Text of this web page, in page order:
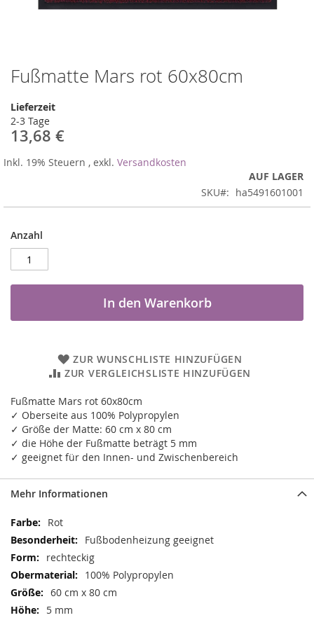
Fußmatte Mars rot 60x80cm
Lieferzeit
2-3 Tage
13,68 €
Inkl. 19% Steuern , exkl. Versandkosten
AUF LAGER
SKU
ha5491601001
Anzahl
In den Warenkorb
ZUR WUNSCHLISTE HINZUFÜGEN
ZUR VERGLEICHSLISTE HINZUFÜGEN
Fußmatte Mars rot 60x80cm
✓ Oberseite aus 100% Polypropylen
✓ Größe der Matte: 60 cm x 80 cm
✓ die Höhe der Fußmatte beträgt 5 mm
✓ geeignet für den Innen- und Zwischenbereich
Zum
Anfang
der
Bildergalerie
springen
Mehr Informationen
Mehr
Informationen
Rot
Fußbodenheizung geeignet
rechteckig
100% Polypropylen
60 cm x 80 cm
5 mm